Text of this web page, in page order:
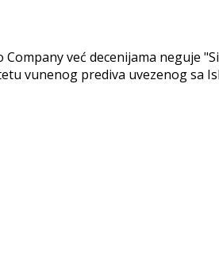
već decenijama neguje
vunenog prediva uvezenog sa